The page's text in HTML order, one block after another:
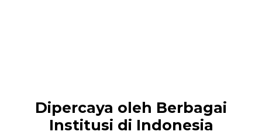
Dipercaya oleh Berbagai
Institusi di Indonesia